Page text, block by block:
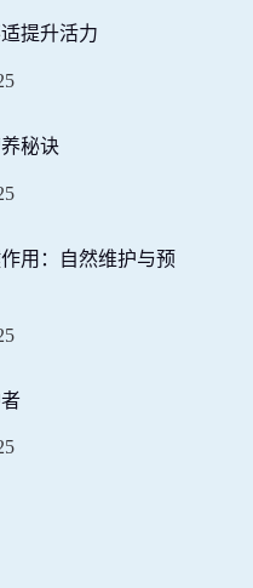
提升活力
秘诀
用：自然维护与预